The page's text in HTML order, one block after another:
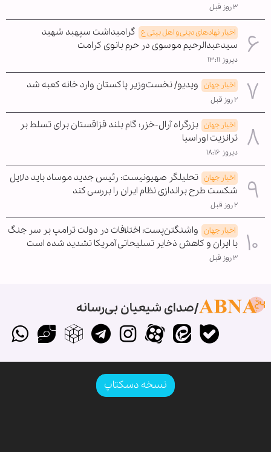
۳ روز قبل
اخبار نهادهای دینی و اهل بیتی ع گرامیداشت سپهبد شهید
سیدعبدالرحیم موسوی در حرم بانوی کرامت
دیروز ۱۳:۱۱
اخبار جهان ویدیو/ نخست‌وزیر پاکستان وارد خانه کعبه شد
۲ روز قبل
اخبار جهان بزرگراه آرال-خزر؛ گام بلند قزاقستان برای تسلط بر
ترانزیت اوراسیا
دیروز ۱۸:۱۶
اخبار جهان تحلیلگر صهیونیست: رئیس جدید موساد باید دلایل
شکست طرح براندازی نظام ایران را بررسی کند
۲ روز قبل
اخبار جهان واشنگتن‌پست: اختلافات در دولت ترامپ بر سر جنگ
با ایران و کاهش ذخایر تسلیحاتی آمریکا تشدید شده است
۳ روز قبل
صدای شیعیان بی‌رسانه
نسخه دسکتاپ